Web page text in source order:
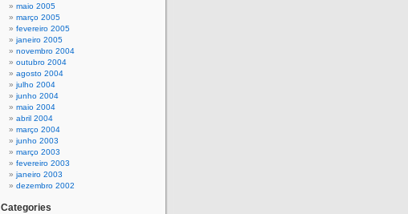
maio 2005
março 2005
fevereiro 2005
janeiro 2005
novembro 2004
outubro 2004
agosto 2004
julho 2004
junho 2004
maio 2004
abril 2004
março 2004
junho 2003
março 2003
fevereiro 2003
janeiro 2003
dezembro 2002
Categories